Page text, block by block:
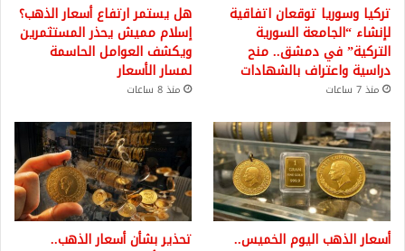
تركيا وسوريا توقعان اتفاقية
لإنشاء “الجامعة السورية
التركية” في دمشق.. منح
دراسية واعتراف بالشهادات
منذ 7 ساعات
هل يستمر ارتفاع أسعار الذهب؟
إسلام مميش يحذر المستثمرين
ويكشف العوامل الحاسمة
لمسار الأسعار
منذ 8 ساعات
أسعار الذهب اليوم الخميس.. تحذير بشأن أسعار الذهب..